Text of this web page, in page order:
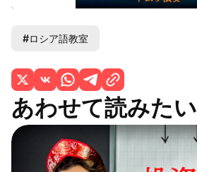
#ロシア語教室
あわせて読みたい